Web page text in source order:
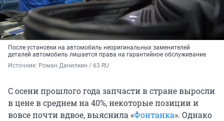
После установки на автомобиль неоригинальных заменителей
деталей автомобиль лишается права на гарантийное обслуживание
Источник: Роман Данилкин / 63.RU
С осени прошлого года запчасти в стране выросли
в цене в среднем на 40%, некоторые позиции и
вовсе почти вдвое, выяснила «Фонтанка». Однако